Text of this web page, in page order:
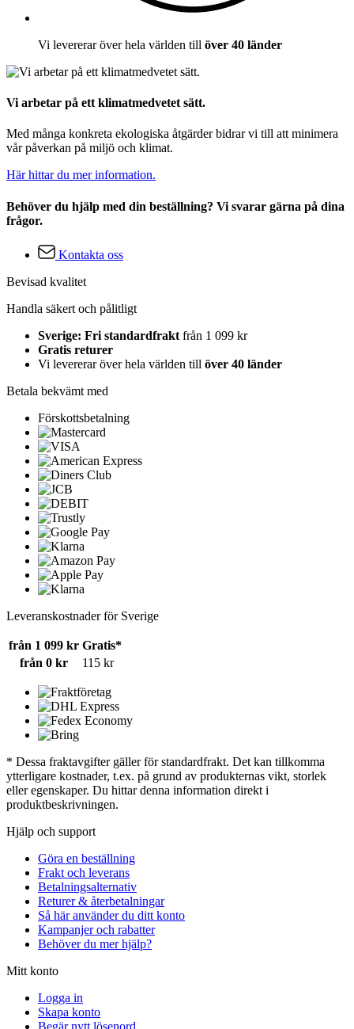
Vi levererar över hela världen till över 40 länder
Vi arbetar på ett klimatmedvetet sätt.
Med många konkreta ekologiska åtgärder bidrar vi till att minimera
vår påverkan på miljö och klimat.
Här hittar du mer information.
Behöver du hjälp med din beställning? Vi svarar gärna på dina
frågor.
Kontakta oss
Bevisad kvalitet
Handla säkert och pålitligt
Sverige: Fri standardfrakt från 1 099 kr
Gratis returer
Vi levererar över hela världen till över 40 länder
Betala bekvämt med
Förskottsbetalning
Leveranskostnader för Sverige
från 1 099 kr Gratis*
från 0 kr
115 kr
* Dessa fraktavgifter gäller för standardfrakt. Det kan tillkomma
ytterligare kostnader, t.ex. på grund av produkternas vikt, storlek
eller egenskaper. Du hittar denna information direkt i
produktbeskrivningen.
Hjälp och support
Göra en beställning
Frakt och leverans
Betalningsalternativ
Returer & återbetalningar
Så här använder du ditt konto
Kampanjer och rabatter
Behöver du mer hjälp?
Mitt konto
Logga in
Skapa konto
Begär nytt lösenord